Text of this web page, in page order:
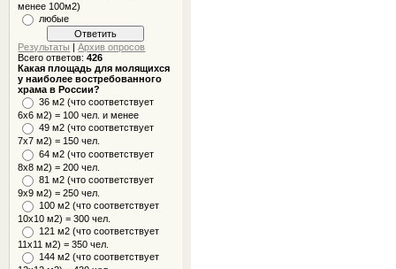
менее 100м2)
любые
Результаты |Архив опросов
Всего ответов:426
Какая площадь для молящихся
у наиболее востребованного
храма в России?
36 м2 (что соответствует
6x6 м2) = 100 чел. и менее
49 м2 (что соответствует
7x7 м2) = 150 чел.
64 м2 (что соответствует
8x8 м2) = 200 чел.
81 м2 (что соответствует
9х9 м2) = 250 чел.
100 м2 (что соответствует
10x10 м2) = 300 чел.
121 м2 (что соответствует
11х11 м2) = 350 чел.
144 м2 (что соответствует